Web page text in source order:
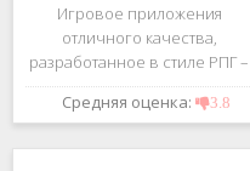
Игровое приложения
отличного качества,
разработанное в стиле РПГ –
это, конечно же, Dark
Avenger. В ней вы сможете
Средняя оценка: 3.8